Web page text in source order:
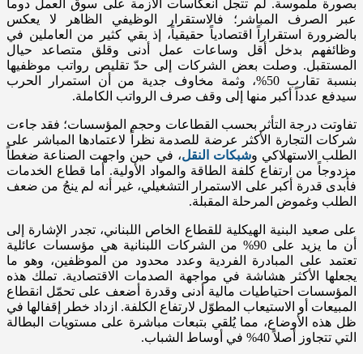
بصورة ملموسة. لم تتجلّ انعكاسات الأزمة على سوق العمل دوماً
عبر الصرف المباشر؛ فالاستقرار الوظيفي الظاهر لا يعكس
بالضرورة استقراراً اقتصادياً حقيقياً، إذ بقي كثير من العاملين في
وظائفهم بدخل أقل وساعات عمل أدنى وقلق متصاعد حيال
المستقبل. وصلت بعض الشركات إلى حدّ تقليص رواتب موظفيها
بنسبة تقارب 50%، وثمة مخاوف جدية من أن استمرار الحرب
سيدفع عدداً أكبر منها إلى وقف صرف الرواتب الكاملة.
تفاوتت درجة التأثر بحسب القطاعات وحجم المؤسسات؛ فقد جاءت
شركات التجارة الأكثر عرضة للصدمة نظراً لاعتمادها المباشر على
الطلب الاستهلاكي وشبكات النقل، في حين واجهت الصناعة ضغطاً
مزدوجاً من ارتفاع كلفة الطاقة والمواد الأولية. أما قطاع الخدمات
فأبدى قدرة أكبر على الاستمرار التشغيلي، غير أنه لم ينجُ من ضعف
الطلب وغموض المرحلة المقبلة.
على صعيد البنية الهيكلية للقطاع الخاص اللبناني، تجدر الإشارة إلى
أن ما يزيد على 90% من الشركات اللبنانية هي مؤسسات عائلية
تعتمد على المبادرة الفردية وعدد محدود من الموظفين، وهو ما
يجعلها الأكثر هشاشة في مواجهة الصدمات الاقتصادية. تملك هذه
المؤسسات احتياطيات مالية أدنى وقدرة أضعف على تحمّل انقطاع
المبيعات أو الاستيعاب المطوّل لارتفاع الكلفة. ازداد خطر إقفالها في
ظل هذه الأوضاع، مما يُلقي بتبعات مباشرة على مستويات البطالة
التي تتجاوز أصلاً 40% في أوساط الشباب.